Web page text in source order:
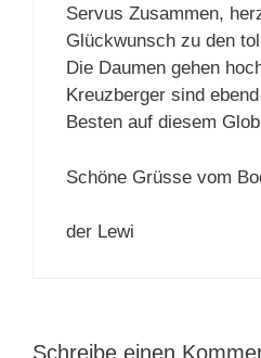
Servus Zusammen,
Glückwunsch zu den
Die Daumen gehen
Kreuzberger sind
Besten auf diesem
Schöne Grüsse vom
der Lewi
Schreibe einen